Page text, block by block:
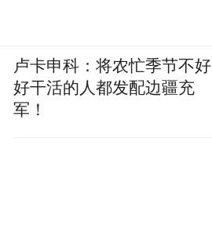
卢卡申科：将农忙季节不好
好干活的人都发配边疆充
军！